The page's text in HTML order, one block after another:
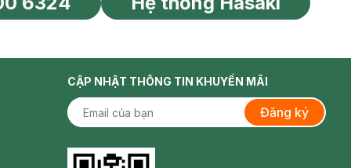
CẬP NHẬT THÔNG TIN KHUYẾN MÃI
Đăng ký